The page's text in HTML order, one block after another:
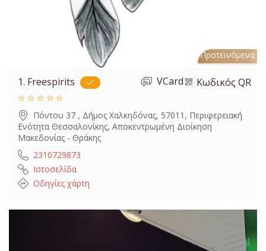
Προτεινόμενα
1. Freespirits Κωδικός QR
VCard
Πόντου 37 , Δήμος Χαλκηδόνας, 57011, Περιφερειακή
Ενότητα Θεσσαλονίκης, Αποκεντρωμένη Διοίκηση
Μακεδονίας - Θράκης
2310729873
Ιστοσελίδα
Οδηγίες χάρτη